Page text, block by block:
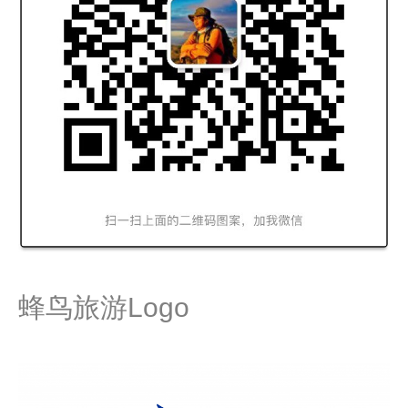
蜂鸟旅游Logo